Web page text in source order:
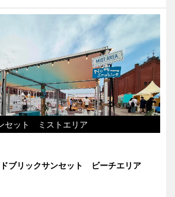
セット ミストエリア
ドブリックサンセット ビーチエリア